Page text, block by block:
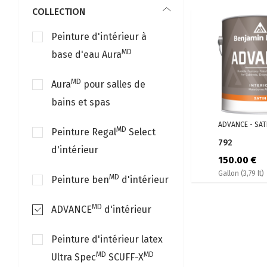
COLLECTION
Peinture d'intérieur à
base d'eau AuraMD
AuraMD pour salles de
bains et spas
Peinture RegalMD Select
d'intérieur
Peinture benMD d'intérieur
ADVANCEMD d'intérieur
Peinture d'intérieur latex
Ultra SpecMD SCUFF-XMD
ADVANCE -
792
150.00 €
Gallon (3,79 lt)